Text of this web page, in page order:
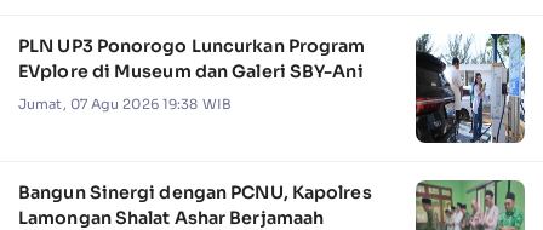
PLN UP3 Ponorogo Luncurkan Program
EVplore di Museum dan Galeri SBY-Ani
Jumat, 07 Agu 2026 19:38 WIB
Bangun Sinergi dengan PCNU, Kapolres
Lamongan Shalat Ashar Berjamaah